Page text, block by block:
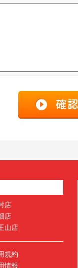
店
店
山店
規約
情報